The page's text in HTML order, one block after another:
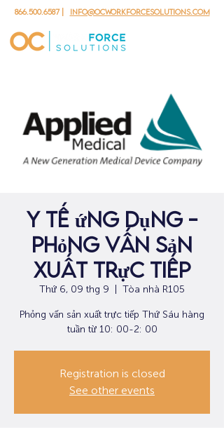
866.500.6587| info@ocworkforcesolutions.com
Y tế ứng dụng -
Phỏng vấn sản
xuất trực tiếp
Thứ 6, 09 thg 9 Tòa nhà R105
Phỏng vấn sản xuất trực tiếp Thứ Sáu hàng
tuần từ 10: 00-2: 00
Registration is closed
See other events